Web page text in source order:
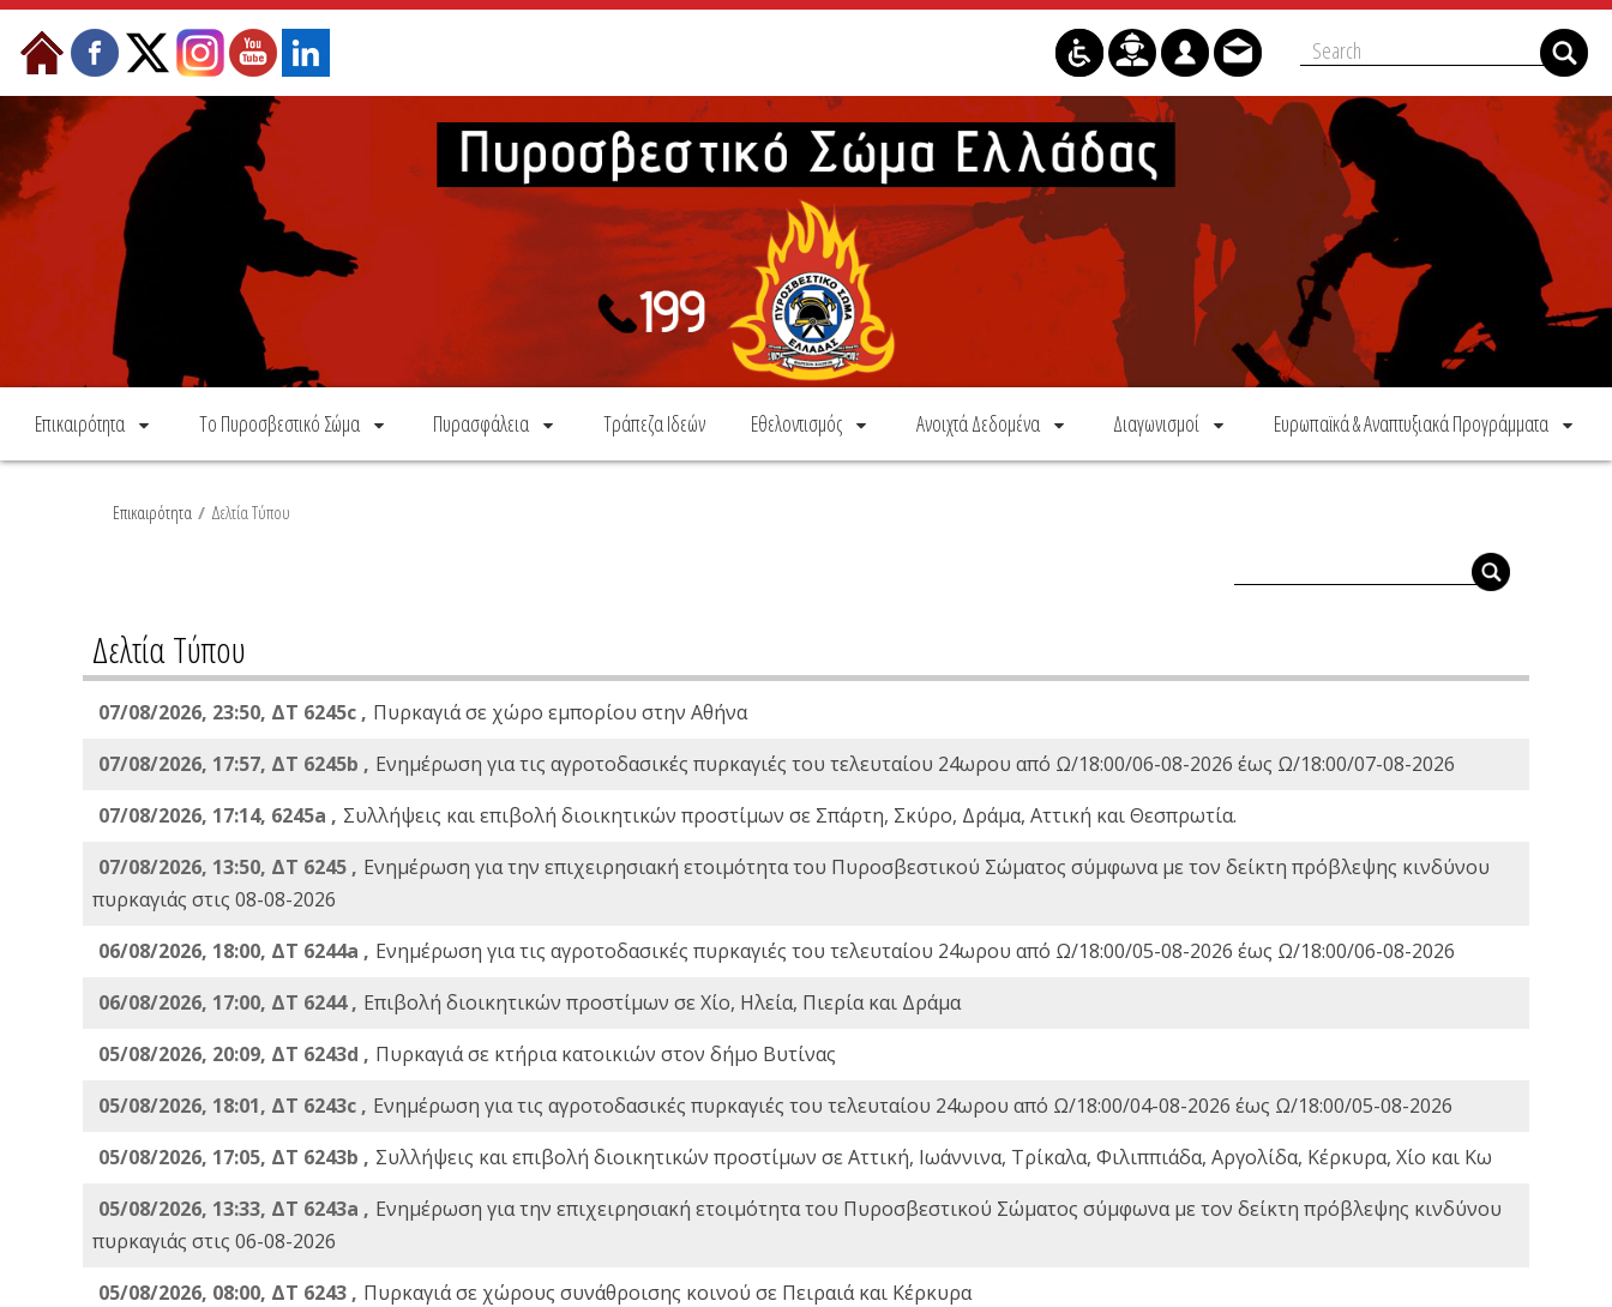
Skip to Content
Επικαιρότητα Το Πυροσβεστικό Σώμα Πυρασφάλεια Τράπεζα Ιδεών Εθελοντισμός Ανοιχτά Δεδομένα Διαγωνισμοί Ευρωπαϊκά & Αναπτυξιακά Προγράμματα
Επικαιρότητα / Δελτία Τύπου
Δελτία Τύπου
07/08/2026, 23:50, ΔΤ 6245c , Πυρκαγιά σε χώρο εμπορίου στην Αθήνα
07/08/2026, 17:57, ΔΤ 6245b , Ενημέρωση για τις αγροτοδασικές πυρκαγιές του τελευταίου 24ωρου από Ω/18:00/06-08-2026 έως Ω/18:00/07-08-2026
07/08/2026, 17:14, 6245a , Συλλήψεις και επιβολή διοικητικών προστίμων σε Σπάρτη, Σκύρο, Δράμα, Αττική και Θεσπρωτία.
07/08/2026, 13:50, ΔΤ 6245 , Ενημέρωση για την επιχειρησιακή ετοιμότητα του Πυροσβεστικού Σώματος σύμφωνα με τον δείκτη πρόβλεψης κινδύνου
πυρκαγιάς στις 08-08-2026
06/08/2026, 18:00, ΔΤ 6244a , Ενημέρωση για τις αγροτοδασικές πυρκαγιές του τελευταίου 24ωρου από Ω/18:00/05-08-2026 έως Ω/18:00/06-08-2026
06/08/2026, 17:00, ΔΤ 6244 , Επιβολή διοικητικών προστίμων σε Χίο, Ηλεία, Πιερία και Δράμα
05/08/2026, 20:09, ΔΤ 6243d , Πυρκαγιά σε κτήρια κατοικιών στον δήμο Βυτίνας
05/08/2026, 18:01, ΔΤ 6243c , Ενημέρωση για τις αγροτοδασικές πυρκαγιές του τελευταίου 24ωρου από Ω/18:00/04-08-2026 έως Ω/18:00/05-08-2026
05/08/2026, 17:05, ΔΤ 6243b , Συλλήψεις και επιβολή διοικητικών προστίμων σε Αττική, Ιωάννινα, Τρίκαλα, Φιλιππιάδα, Αργολίδα, Κέρκυρα, Χίο και Κω
05/08/2026, 13:33, ΔΤ 6243a , Ενημέρωση για την επιχειρησιακή ετοιμότητα του Πυροσβεστικού Σώματος σύμφωνα με τον δείκτη πρόβλεψης κινδύνου
πυρκαγιάς στις 06-08-2026
05/08/2026, 08:00, ΔΤ 6243 , Πυρκαγιά σε χώρους συνάθροισης κοινού σε Πειραιά και Κέρκυρα